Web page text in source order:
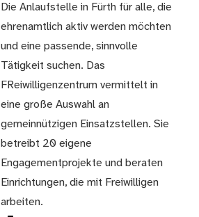
Die Anlaufstelle in Fürth für alle, die
ehrenamtlich aktiv werden möchten
und eine passende, sinnvolle
Tätigkeit suchen. Das
FReiwilligenzentrum vermittelt in
eine große Auswahl an
gemeinnützigen Einsatzstellen. Sie
betreibt 20 eigene
Engagementprojekte und beraten
Einrichtungen, die mit Freiwilligen
arbeiten.